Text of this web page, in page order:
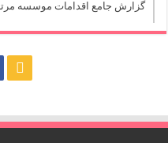
گزارش جامع اقدامات موسسه